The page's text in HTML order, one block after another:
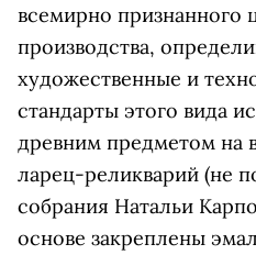
всемирно признанного
производства,
художественные и
стандарты этого вида
древним предметом на
ларец-реликварий (не
собрания Натальи
основе закреплены